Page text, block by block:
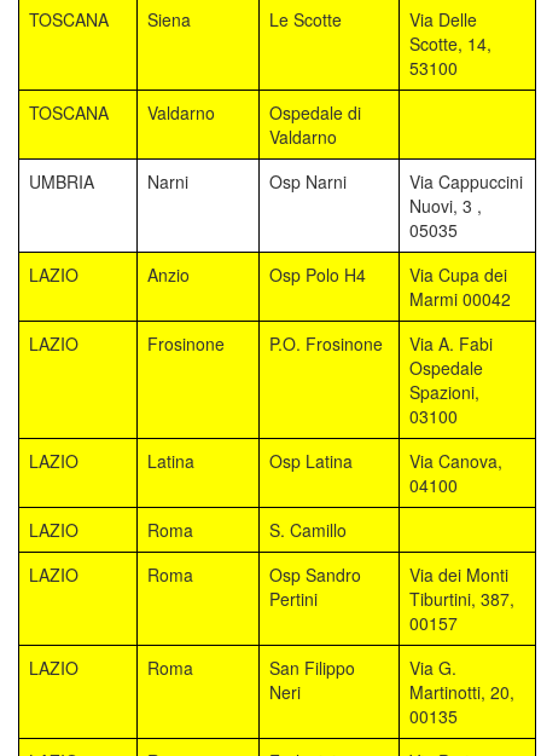
TOSCANA Siena Le Scotte
Via Delle
Scotte, 14,
53100
TOSCANA
Valdarno
Ospedale di
Valdarno
UMBRIA
Narni Osp Narni
Via Cappuccini
Nuovi, 3 ,
05035
LAZIO
Anzio Osp Polo H4
Via Cupa dei
Marmi 00042
LAZIO
Frosinone P.O. Frosinone
Via A. Fabi
Ospedale
Spazioni,
03100
LAZIO
Latina Osp Latina
Via Canova,
04100
LAZIO
Roma
S. Camillo
LAZIO
Roma
Osp Sandro
Pertini
Via dei Monti
Tiburtini, 387,
00157
LAZIO
Roma
San Filippo
Neri
Via G.
Martinotti, 20,
00135